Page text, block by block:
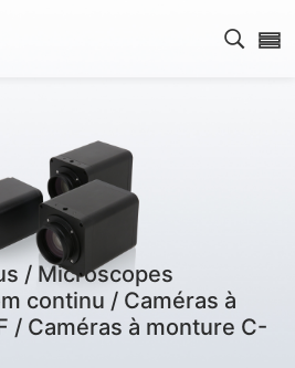
Ouvrir
/ Microscopes
continu / Caméras à
/ Caméras à monture C-